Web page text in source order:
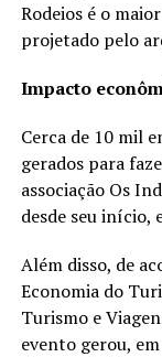
Rodeios é o
projetado pelo
Impacto
Cerca de 10 mil
gerados para
associação Os
desde seu início,
Além disso, de
Economia do
Turismo e
evento gerou,